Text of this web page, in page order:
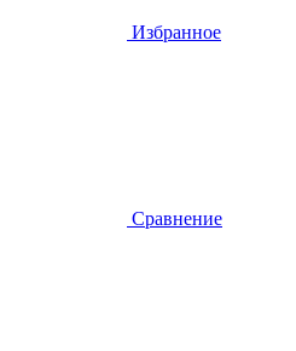
Избранное
Сравнение